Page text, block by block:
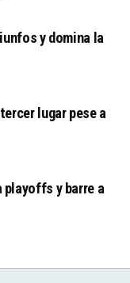
y domina la
lugar pese a
playoffs y barre a